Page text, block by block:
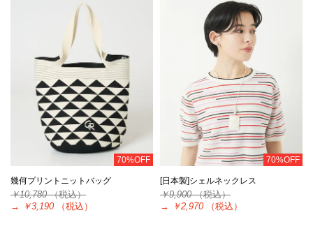
70%OFF
幾何プリントニットバッグ
￥10,780（税込）
→
￥3,190 （税込）
70%OFF
[日本製]シェルネックレス
￥9,900（税込）
→
￥2,970 （税込）